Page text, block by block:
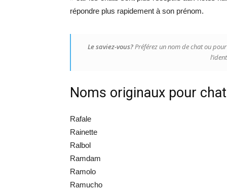
répondre plus rapidement à son prénom.
Le saviez-vous?Préférez un nom de chat ou
Noms originaux pour
Rafale
Rainette
Ralbol
Ramdam
Ramolo
Ramucho